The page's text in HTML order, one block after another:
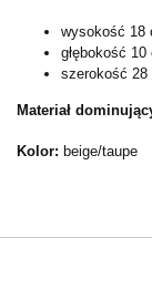
wysokość 18
głębokość 10
szerokość 28
Materiał
Kolor: beige/taupe